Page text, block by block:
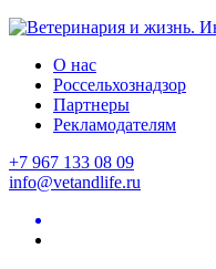
О нас
Россельхознадзор
Партнеры
Рекламодателям
+7 967 133 08 09
info@vetandlife.ru